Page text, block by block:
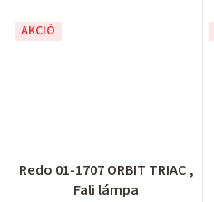
AKCIÓ
Redo 01-1707 ORBIT TRIAC ,
Fali lámpa